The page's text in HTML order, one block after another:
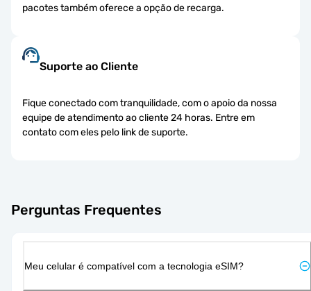
pacotes também oferece a opção de recarga.
Suporte ao Cliente
Fique conectado com tranquilidade, com o apoio da nossa
equipe de atendimento ao cliente 24 horas. Entre em
contato com eles pelo link de suporte.
Perguntas Frequentes
Meu celular é compatível com a tecnologia eSIM?